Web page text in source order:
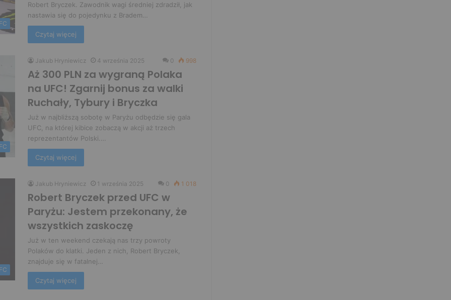
Robert Bryczek. Zawodnik wagi średniej zdradził, jak
nastawia się do pojedynku z Bradem…
Czytaj więcej
Jakub Hryniewicz 4 września 2025 0 998
Aż 300 PLN za wygraną Polaka
na UFC! Zgarnij bonus za walki
Ruchały, Tybury i Bryczka
Już w najbliższą sobotę w Paryżu odbędzie się gala
UFC, na której kibice zobaczą w akcji aż trzech
reprezentantów Polski.…
Czytaj więcej
Jakub Hryniewicz 1 września 2025 0 1 018
Robert Bryczek przed UFC w
Paryżu: Jestem przekonany, że
wszystkich zaskoczę
Już w ten weekend czekają nas trzy powroty
Polaków do klatki. Jeden z nich, Robert Bryczek,
znajduje się w fatalnej…
Czytaj więcej